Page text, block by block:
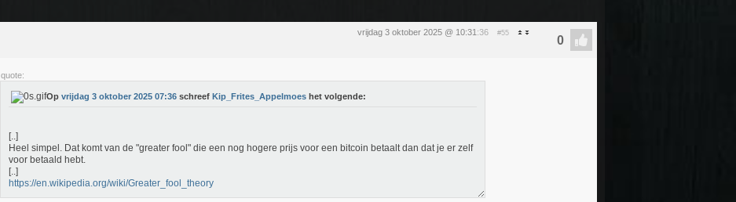
vrijdag 3 oktober 2025 @ 10:31 :36 #55
quote:
Op vrijdag 3 oktober 2025 07:36 schreef Kip_Frites_Appelmoes het volgende:
[..]
Heel simpel. Dat komt van de "greater fool" die een nog hogere prijs voor een bitcoin betaalt dan dat je er zelf
voor betaald hebt.
[..]
https://en.wikipedia.org/wiki/Greater_fool_theory